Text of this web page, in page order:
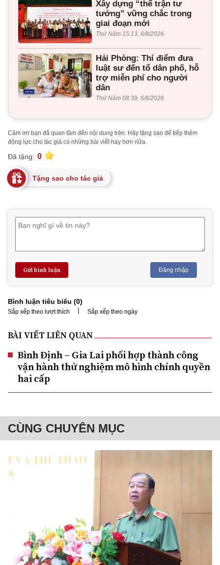
Xây dựng “thế trận tư
tưởng” vững chắc trong
giai đoạn mới
Thứ Năm 15:13, 6/8/2026
Hải Phòng: Thí điểm đưa
luật sư đến tổ dân phố, hỗ
trợ miễn phí cho người
dân
Thứ Năm 08:39, 6/8/2026
Cảm ơn bạn đã quan tâm đến nội dung trên. Hãy tặng sao để tiếp thêm
động lực cho tác giả có những bài viết hay hơn nữa.
Đã tặng: 0
Tặng sao cho tác giả
Gửi bình luận Đăng nhập
Bình luận tiêu biểu (0)
Sắp xếp theo lượt thích | Sắp xếp theo ngày
BÀI VIẾT LIÊN QUAN
Bình Định – Gia Lai phối hợp thành công
vận hành thử nghiệm mô hình chính quyền
hai cấp
CÙNG CHUYÊN MỤC